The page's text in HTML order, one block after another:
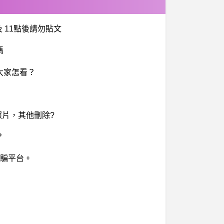
11點後請勿貼文
怎看？
，其他刪除?
平台。